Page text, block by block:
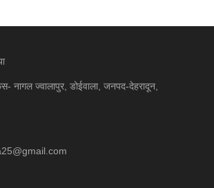
नागल ज्वालापुर, डोईवाला, जनपद-देहरादून,